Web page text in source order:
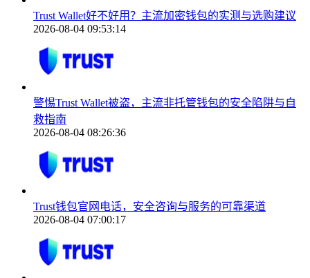
Trust Wallet好不好用？主流加密钱包的实测与选购建议
2026-08-04 09:53:14
警惕Trust Wallet被盗，主流非托管钱包的安全陷阱与自
救指南
2026-08-04 08:26:36
Trust钱包官网电话，安全咨询与服务的可靠渠道
2026-08-04 07:00:17